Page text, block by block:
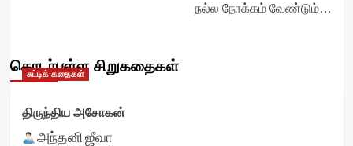
நல்ல நோக்கம் வேண்டும்…
தொடர்புள்ள சிறுகதைகள்
சுட்டிக் கதைகள்
திருந்திய அசோகன்
அந்தனி ஜீவா